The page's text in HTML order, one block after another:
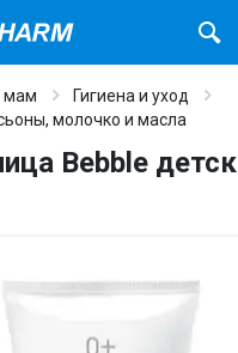
мам
Гигиена и уход
молочко и масла
Bebble